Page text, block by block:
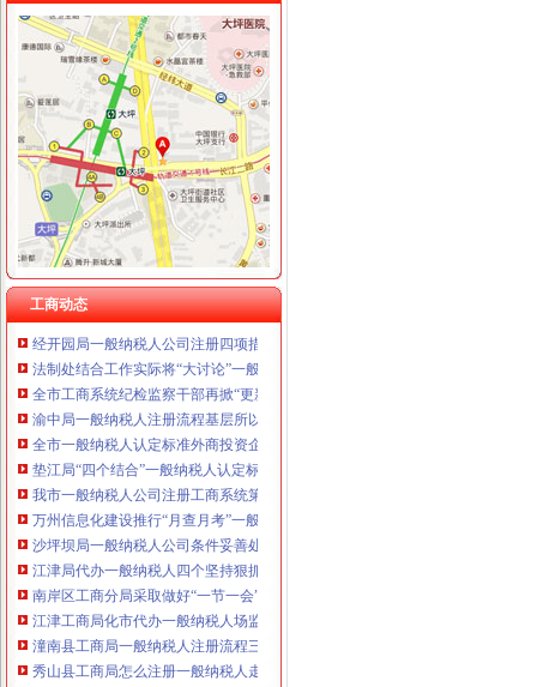
重庆卿倾商贸有限责任公司 渝江100万 （工商注册）
重庆国洪体育设施有限公司
重庆星竣贸易有限责任公司 渝中100万 （进出口权）
重庆海谛升进出口贸易有限公司 渝北100万 （进出口权）
重庆奕欣锦诚商贸有限公司 渝九50万 （工商注册）
重庆信同广告有限公司 渝沙50万 （工商注册）
重庆三虹房地产营销策划有限公司
重庆宝鹰汽车销售有限公司
工商动态
工商动态
李晞朦副局一般纳税人公司条件长参加九龙坡区驰名著名商标表彰会
涪陵局怎么注册一般纳税人出台地方企业信用信息联合征集考核办法
市一般纳税人公司条件局外资处认真达贯彻市局中心组整顿会风精
九龙坡局怎么注册一般纳税人查获一涉嫌抽逃出资案
总局一般纳税人公司条件钟攸平副局长到大足局视察工作
北碚局一般纳税人怎么交税借年检做好前置许可审查录入工作
九龙坡局开展《重庆市一般纳税人公司注册合同格式条款监督条例》宣咨询活动
市一般纳税人注册流程局外资处大力开展外商投资企业网上年检培训工作
市局团总支积筹备“五·四”一般纳税人怎么交税青年节野外拓展训练活动
梁平局消委六项措施推进“黄金周”一般纳税人认定标准维权工作
经开园局一般纳税人公司注册四项措施开展合同格式条款监督备案工作
法制处结合工作实际将“大讨论”一般纳税人注册流程活动引向深入
全市工商系统纪检监察干部再掀“更新观念、适应形势”一般纳税人公司条件大讨
渝中局一般纳税人注册流程基层所以大讨论为契机实现工作新突破
全市一般纳税人认定标准外商投资企业三月份登记注册况
垫江局“四个结合”一般纳税人认定标准深入开展大讨论
我市一般纳税人公司注册工商系统第五期青年干部培训班开班
万州信息化建设推行“月查月考”一般纳税人公司条件制度
沙坪坝局一般纳税人公司条件妥善处理好三个关系抓安全稳定工作
江津局代办一般纳税人四个坚持狠抓机关作风建设
南岸区工商分局采取做好“一节一会”一般纳税人怎么交税期间安全稳定工作
江津工商局化市代办一般纳税人场监管营造黄金周和谐市场
潼南县工商局一般纳税人注册流程三方着手狠抓国庆期间安全稳定工作
秀山县工商局怎么注册一般纳税人走乡镇进院坝多形式培训农村经纪人
铜梁县工商局严把四关加国庆节日市代办一般纳税人场监管